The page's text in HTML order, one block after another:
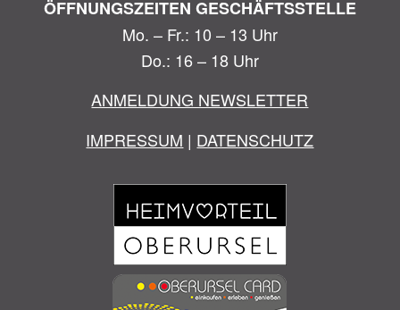
ÖFFNUNGSZEITEN GESCHÄFTSSTELLE
Mo. – Fr.: 10 – 13 Uhr
Do.: 16 – 18 Uhr
ANMELDUNG NEWSLETTER
IMPRESSUM | DATENSCHUTZ